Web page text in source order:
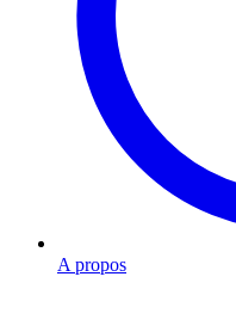
A propos